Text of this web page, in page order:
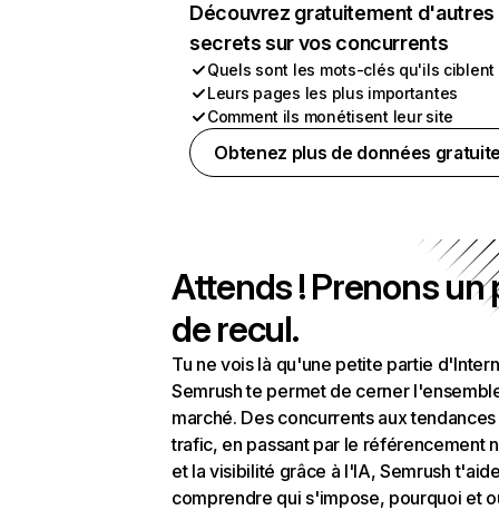
Découvrez gratuitement d'autres
secrets sur vos concurrents
Quels sont les mots-clés qu'ils ciblent
Leurs pages les plus importantes
Comment ils monétisent leur site
Obtenez plus de données
Attends ! Prenons un
de recul.
Tu ne vois là qu'une petite partie
Semrush te permet de cerner
marché. Des concurrents aux
trafic, en passant par le référencement
et la visibilité grâce à l'IA, Semrush
comprendre qui s'impose, pourquoi et